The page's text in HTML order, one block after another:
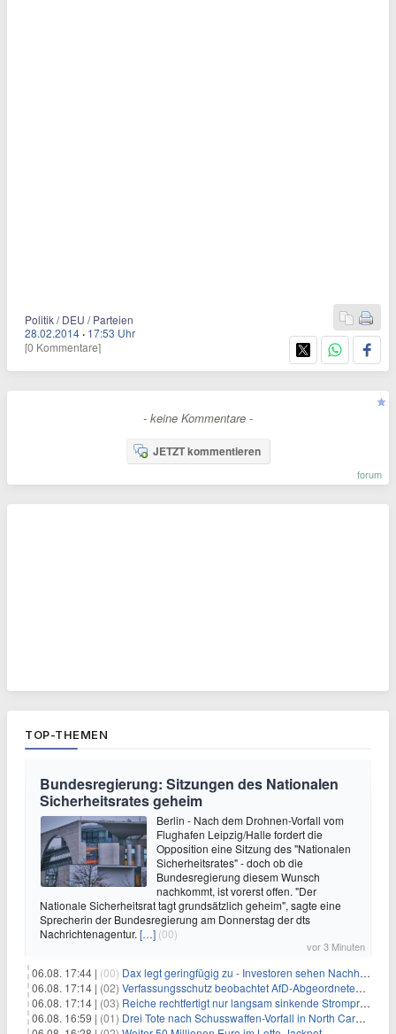
Politik / DEU / Parteien
28.02.2014 · 17:53 Uhr
[0 Kommentare]
- keine Kommentare -
JETZT kommentieren
forum
TOP-THEMEN
Bundesregierung: Sitzungen des Nationalen
Sicherheitsrates geheim
Berlin - Nach dem Drohnen-Vorfall vom
Flughafen Leipzig/Halle fordert die
Opposition eine Sitzung des "Nationalen
Sicherheitsrates" - doch ob die
Bundesregierung diesem Wunsch
nachkommt, ist vorerst offen. "Der
Nationale Sicherheitsrat tagt grundsätzlich geheim", sagte eine
Sprecherin der Bundesregierung am Donnerstag der dts
Nachrichtenagentur. […] (00)
vor 3 Minuten
06.08. 17:44 | (00) Dax legt geringfügig zu - Investoren sehen Nachholpotenzial
06.08. 17:14 | (02) Verfassungsschutz beobachtet AfD-Abgeordneten Nolte
06.08. 17:14 | (03) Reiche rechtfertigt nur langsam sinkende Strompreise
06.08. 16:59 | (01) Drei Tote nach Schusswaffen-Vorfall in North Carolina